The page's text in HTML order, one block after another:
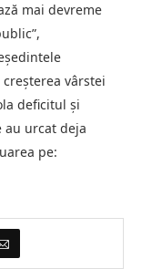
mai devreme
vârstei
deficitul şi
urcat deja
pe: